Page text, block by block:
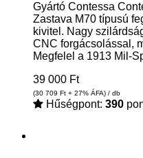
Gyártó Contessa
Zastava M70 típusú
kivitel. Nagy
CNC forgácsolással,
Megfelel a 1913 Mil-
39 000 Ft
(30 709 Ft + 27% ÁFA) / db
Hűségpont: 390